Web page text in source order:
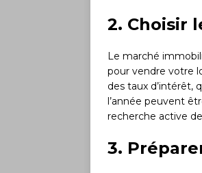
2. Choisir
Le marché
pour vendre votre
des taux d’intérêt,
l’année peuvent
recherche active
3.